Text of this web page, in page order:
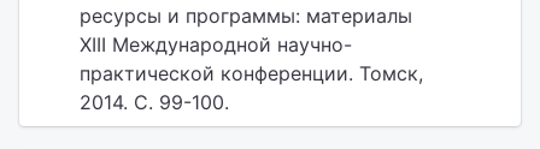
ресурсы и программы: материалы
XIII Международной научно-
практической конференции. Томск,
2014. С. 99-100.